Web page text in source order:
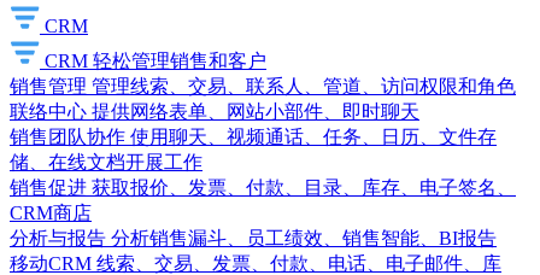
CRM
CRM 轻松管理销售和客户
销售管理 管理线索、交易、联系人、管道、访问权限和角色
联络中心 提供网络表单、网站小部件、即时聊天
销售团队协作 使用聊天、视频通话、任务、日历、文件存
储、在线文档开展工作
销售促进 获取报价、发票、付款、目录、库存、电子签名、
CRM商店
分析与报告 分析销售漏斗、员工绩效、销售智能、BI报告
移动CRM 线索、交易、发票、付款、电话、电子邮件、库